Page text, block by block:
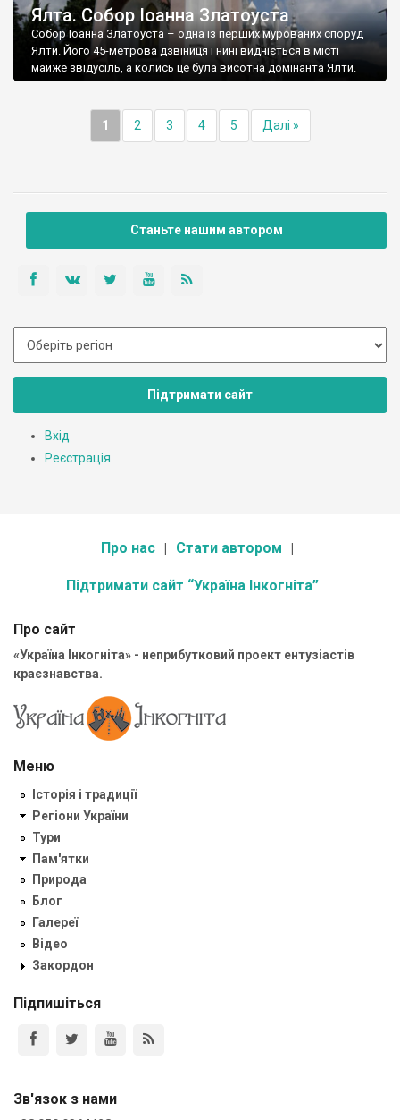
Ялта. Собор Іоанна Златоуста
Собор Іоанна Златоуста – одна із перших мурованих споруд
Ялти. Його 45-метрова дзвіниця і нині видніється в місті
майже звідусіль, а колись це була висотна домінанта Ялти.
1 2 3 4 5 Далі »
Станьте нашим автором
Підтримати сайт
Вхід
Реєстрація
Про нас Стати автором
Підтримати сайт “Україна Інкогніта”
Про сайт
«Україна Інкогніта» - неприбутковий проект ентузіастів
краєзнавства.
Меню
Історія і традиції
Регіони України
Тури
Пам'ятки
Природа
Блог
Галереї
Відео
Закордон
Підпишіться
Зв'язок з нами